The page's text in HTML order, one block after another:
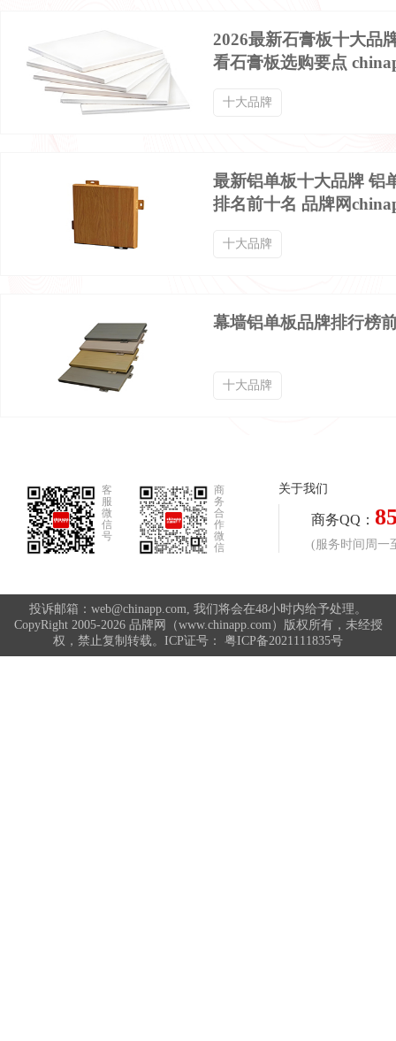
2026最新石膏板十大品
看石膏板选购要点
十大品牌
最新铝单板十大品牌 铝
排名前十名 品牌网
十大品牌
幕墙铝单板品牌排行榜
十大品牌
客
服
微
信
号
商
务
合
作
微
信
关于我们
商务QQ：
(服务时间周一
投诉邮箱：web@chinapp.com, 我们将会在48小时内给予处理。
CopyRight 2005-2026 品牌网（www.chinapp.com）版权所有，未经授
权，禁止复制转载。ICP证号： 粤ICP备2021111835号